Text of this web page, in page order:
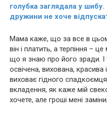
голубка заглядала у
дружини не хоче
Мама каже, що за все в
він і платить, а терпіння –
що я знаю про його зради. І
освічена, вихована, красива
виховає гідного
вкладення, як каже мій
хочете, але гроші мені